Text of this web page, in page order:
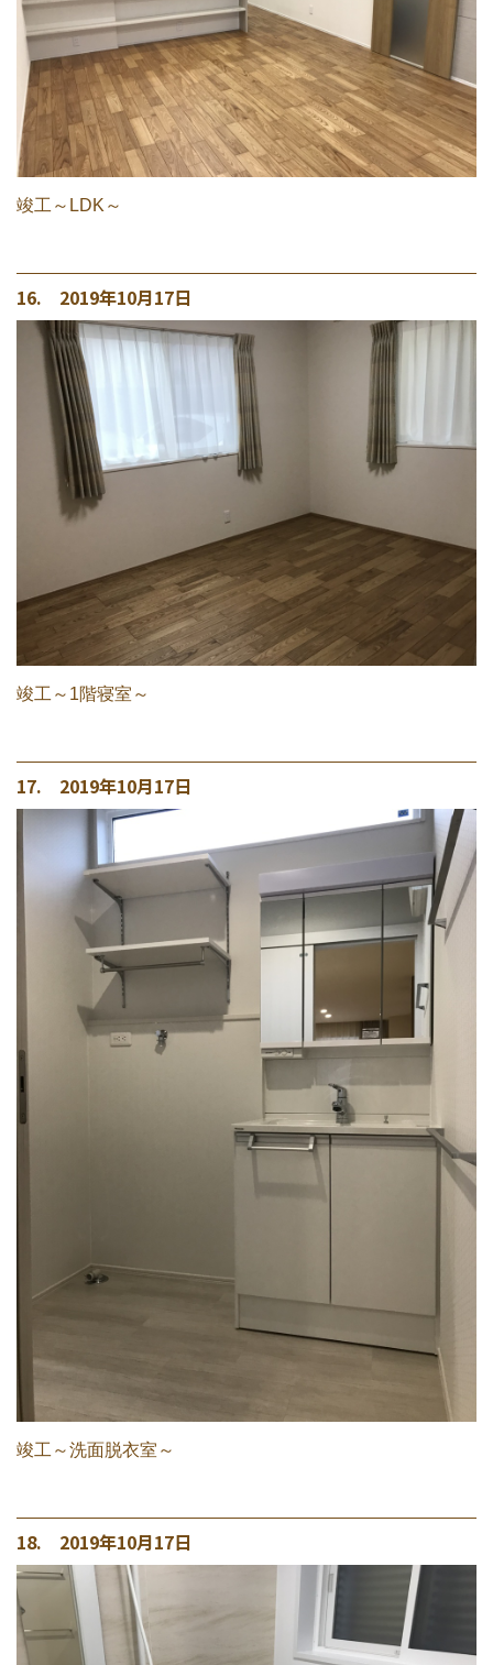
竣工～LDK～
16. 2019年10月17日
竣工～1階寝室～
17. 2019年10月17日
竣工～洗面脱衣室～
18. 2019年10月17日